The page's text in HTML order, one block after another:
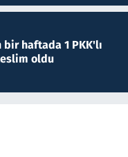
bir haftada 1 PKK'lı
oldu